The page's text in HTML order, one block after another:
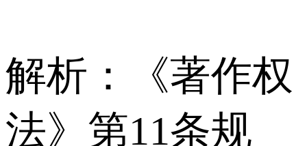
解析：《著作权
法》第11条规